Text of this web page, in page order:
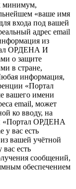
минимум,
«ваше имя
входа под вашей
адрес email
из
ОРДЕНА И
о защите
в стране,
информация,
«Портал
имени
email, может
ко вводу, на
«Портал ОРДЕНА
вас есть
вашей учётной
есть
сообщений,
обеспечением